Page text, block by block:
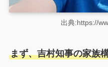
出典:https://
まず、吉村知事の家族